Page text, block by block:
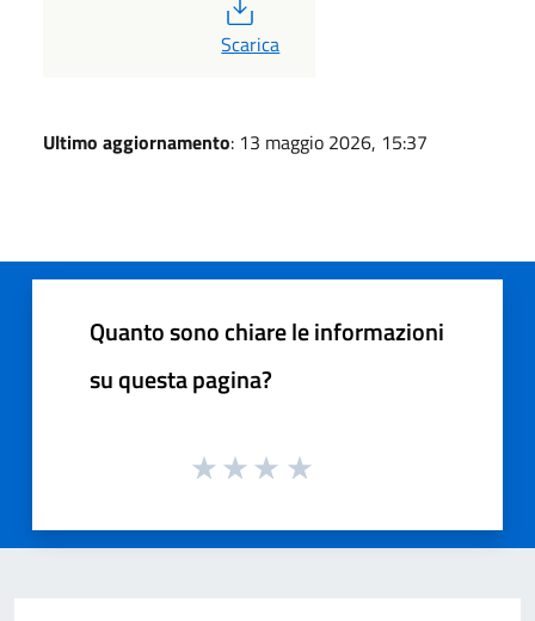
PDF
Scarica
Ultimo aggiornamento: 13 maggio 2026, 15:37
Quanto sono chiare le informazioni
su questa pagina?